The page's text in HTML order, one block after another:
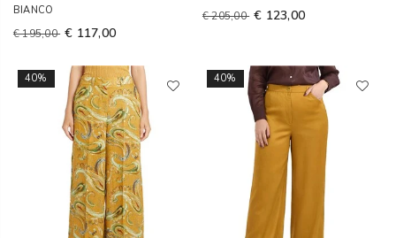
BIANCO
€ 195,00 € 117,00
€ 205,00 € 123,00
40% 40%